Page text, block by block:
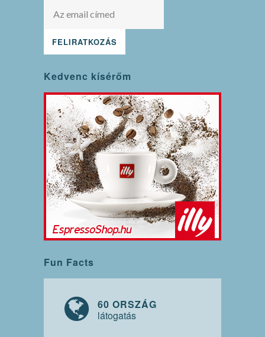
Kedvenc kísérőm
Fun Facts
60 ORSZÁG
látogatás